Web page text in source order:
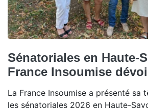
Sénatoriales en Haute-
France Insoumise
La France Insoumise a présenté sa
les sénatoriales 2026 en Haute-